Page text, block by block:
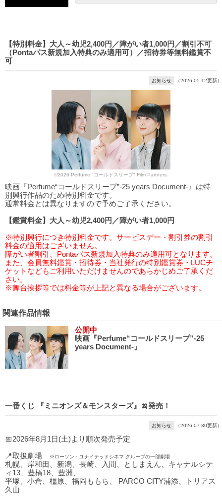
【特別料金】大人～幼児2,400円／障がい者1,000円／割引不可
（Pontaパス新規加入特典のみ適用可）／招待券等無料鑑賞不
可
お知らせ （2026-05-12更新）
©2026 Perfume "コールドスリープ" Film Partners.
映画『Perfume“コールドスリープ”-25 years Document-』は特
別興行作品のため特別料金です。
通常料金とは異なりますので予めご了承ください。
【鑑賞料金】大人～幼児2,400円／障がい者1,000円
※特別興行につき特別料金です。サービスデー・割引券の割引
料金の適用はございません。
障がい者割引、Pontaパス新規加入特典のみ適用可となります。
また、会員無料鑑賞・招待券・当社発行の特別鑑賞券・LUCチ
ケットなどもご利用いただけませんのであらかじめご了承くだ
さい。
※舞台挨拶等では料金等が上記と異なる場合がございます。
関連作品情報
公開中
映画『Perfume“コールドスリープ”-25
years Document-』
一番くじ 『ミニオンズ＆モンスターズ』🍌発売！
お知らせ （2026-07-30更新）
📅2026年8月1日(土)より順次発売予定
📍取扱劇場 ※ローソン・ユナイテッドシネマ グループの一部劇場
札幌、岸和田、新潟、長崎、入間、としまえん、キャナルシテ
ィ13、豊橋18、豊洲、
平塚、小倉、橿原、福岡ももち、 PARCO CITY浦添、トリアス
久山